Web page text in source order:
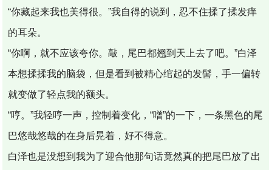
“你藏起来我也美得很。”我自得的说到，忍不住揉了揉发痒
的耳朵。
“你啊，就不应该夸你。敲，尾巴都翘到天上去了吧。”白泽
本想揉揉我的脑袋，但是看到被精心绾起的发髻，手一偏转
就变做了轻点我的额头。
“哼。”我轻哼一声，控制着变化，“噌”的一下，一条黑色的尾
巴悠哉悠哉的在身后晃着，好不得意。
白泽也是没想到我为了迎合他那句话竟然真的把尾巴放了出